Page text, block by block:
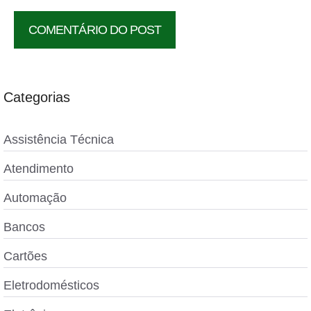
Categorias
Assistência Técnica
Atendimento
Automação
Bancos
Cartões
Eletrodomésticos